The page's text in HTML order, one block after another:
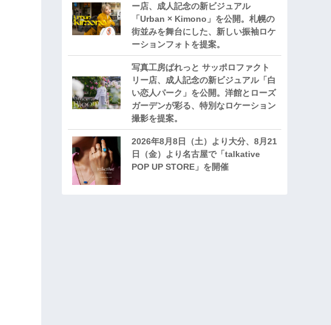
ー店、成人記念の新ビジュアル
「Urban × Kimono」を公開。札幌の
街並みを舞台にした、新しい振袖ロケ
ーションフォトを提案。
写真工房ぱれっと サッポロファクト
リー店、成人記念の新ビジュアル「白
い恋人パーク」を公開。洋館とローズ
ガーデンが彩る、特別なロケーション
撮影を提案。
2026年8月8日（土）より大分、8月21
日（金）より名古屋で「talkative
POP UP STORE」を開催